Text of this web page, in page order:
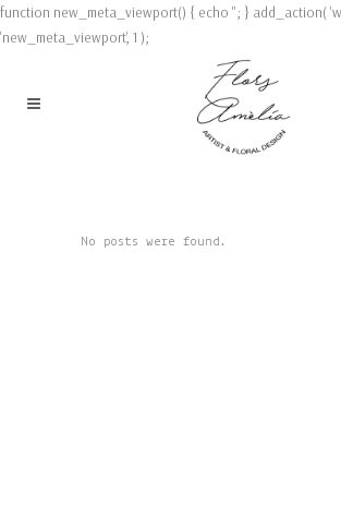
function new_meta_viewport() { echo ''; } add_action(
'new_meta_viewport', 1 );
No posts were found.